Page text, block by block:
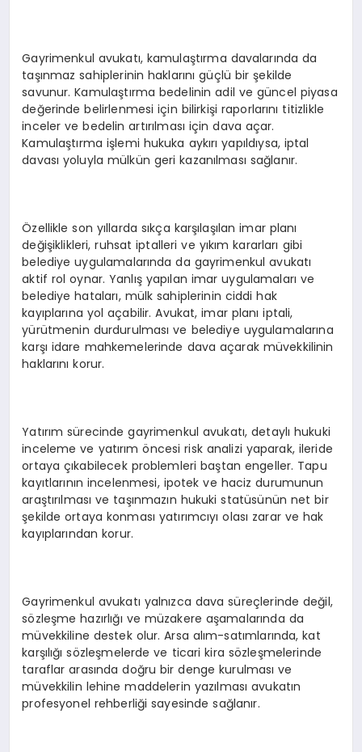
Gayrimenkul avukatı, kamulaştırma davalarında da
taşınmaz sahiplerinin haklarını güçlü bir şekilde
savunur. Kamulaştırma bedelinin adil ve güncel piyasa
değerinde belirlenmesi için bilirkişi raporlarını titizlikle
inceler ve bedelin artırılması için dava açar.
Kamulaştırma işlemi hukuka aykırı yapıldıysa, iptal
davası yoluyla mülkün geri kazanılması sağlanır.
Özellikle son yıllarda sıkça karşılaşılan imar planı
değişiklikleri, ruhsat iptalleri ve yıkım kararları gibi
belediye uygulamalarında da gayrimenkul avukatı
aktif rol oynar. Yanlış yapılan imar uygulamaları ve
belediye hataları, mülk sahiplerinin ciddi hak
kayıplarına yol açabilir. Avukat, imar planı iptali,
yürütmenin durdurulması ve belediye uygulamalarına
karşı idare mahkemelerinde dava açarak müvekkilinin
haklarını korur.
Yatırım sürecinde gayrimenkul avukatı, detaylı hukuki
inceleme ve yatırım öncesi risk analizi yaparak, ileride
ortaya çıkabilecek problemleri baştan engeller. Tapu
kayıtlarının incelenmesi, ipotek ve haciz durumunun
araştırılması ve taşınmazın hukuki statüsünün net bir
şekilde ortaya konması yatırımcıyı olası zarar ve hak
kayıplarından korur.
Gayrimenkul avukatı yalnızca dava süreçlerinde değil,
sözleşme hazırlığı ve müzakere aşamalarında da
müvekkiline destek olur. Arsa alım-satımlarında, kat
karşılığı sözleşmelerde ve ticari kira sözleşmelerinde
taraflar arasında doğru bir denge kurulması ve
müvekkilin lehine maddelerin yazılması avukatın
profesyonel rehberliği sayesinde sağlanır.